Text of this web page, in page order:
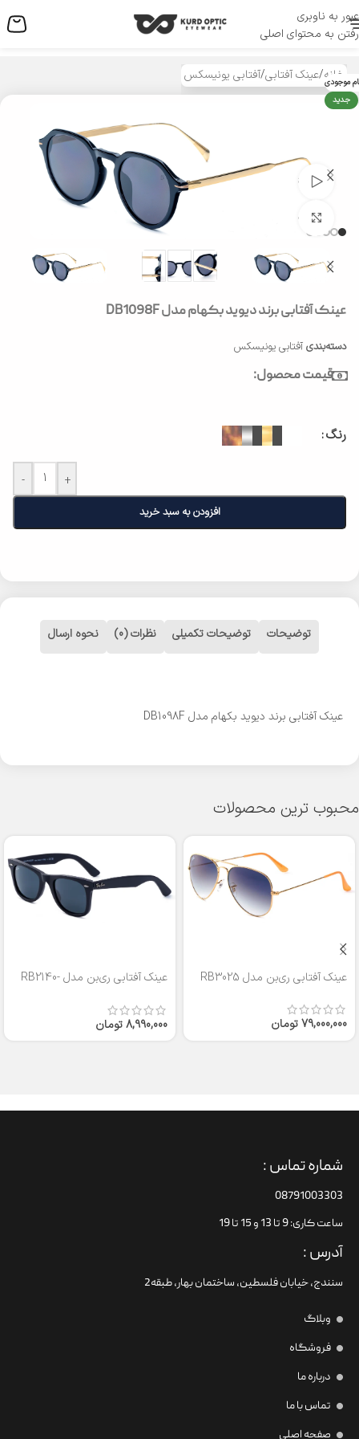
عبور به ناوبری
رفتن به محتوای اصلی
منو
خانه/عینک آفتابی/آفتابی یونیسکس
موجودی
جدید
تماشای ویدئو
بزرگنمایی تصویر
عینک آفتابی برند دیوید بکهام مدل DB1098F
دسته‌بندی آفتابی یونیسکس
قیمت محصول:
رنگ
- +
افزودن به سبد خرید
توضیحات توضیحات تکمیلی نظرات (0) نحوه ارسال
عینک آفتابی برند دیوید بکهام مدل DB1098F
محبوب ترین محصولات
عینک آفتابی ری‌بن مدل RB3025
79,000,000تومان
عینک آفتابی ری‌بن مدل RB2140-
8,990,000تومان
شماره تماس :
08791003303
ساعت کاری: 9 تا 13 و 15 تا 19
آدرس :
سنندج، خیابان فلسطین،‌ ساختمان بهار، طبقه2
وبلاگ
فروشگاه
درباره ما
تماس با ما
صفحه اصلی